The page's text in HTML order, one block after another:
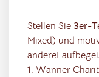
Stellen Sie 3er-
Mixed) und
1. Wanner